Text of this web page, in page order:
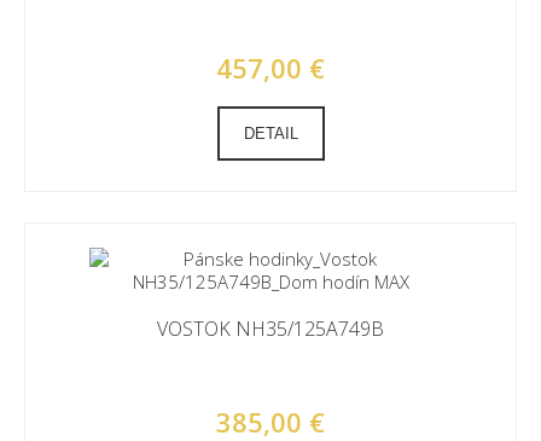
457,00 €
DETAIL
VOSTOK NH35/125A749B
385,00 €